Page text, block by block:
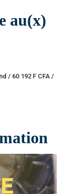
au(x)
/ 60 192 F CFA /